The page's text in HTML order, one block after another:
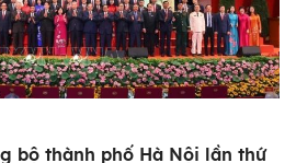
bộ thành phố Hà Nội lần thứ